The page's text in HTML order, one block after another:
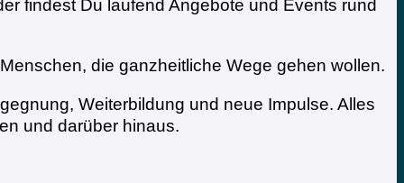
findest Du laufend Angebote und Events rund
die ganzheitliche Wege gehen wollen.
Weiterbildung und neue Impulse. Alles
und darüber hinaus.